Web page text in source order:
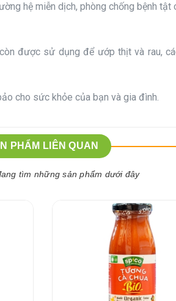
hệ miễn dịch, phòng chống bệnh tật
được sử dụng để ướp thịt và rau,
cho sức khỏe của bạn và gia đình.
PHẨM LIÊN QUAN
tìm những sản phẩm dưới đây